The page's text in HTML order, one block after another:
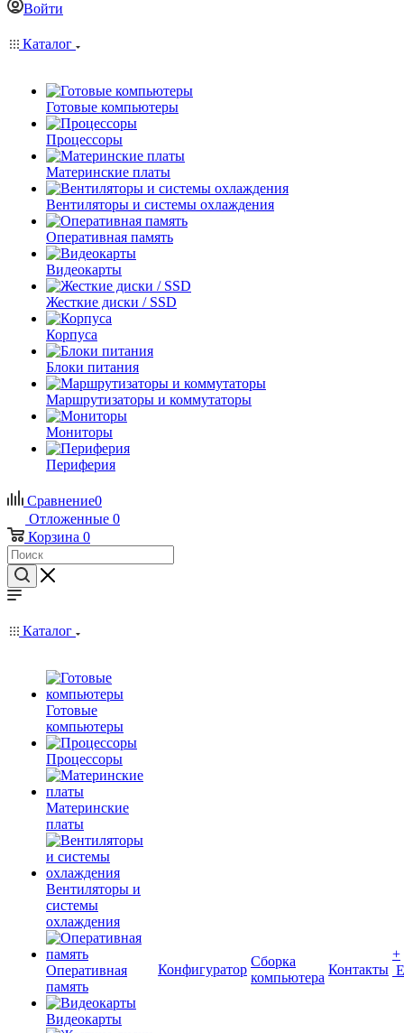
Войти
Каталог
Готовые компьютеры
Процессоры
Материнские платы
Вентиляторы и системы охлаждения
Оперативная память
Видеокарты
Жесткие диски / SSD
Корпуса
Блоки питания
Маршрутизаторы и коммутаторы
Мониторы
Периферия
Сравнение0
Отложенные 0
Корзина 0
Каталог
Готовые
компьютеры
Процессоры
Материнские
платы
Вентиляторы и
системы
охлаждения
Оперативная
память
Видеокарты
Конфигуратор
Сборка
компьютера
Контакты
+